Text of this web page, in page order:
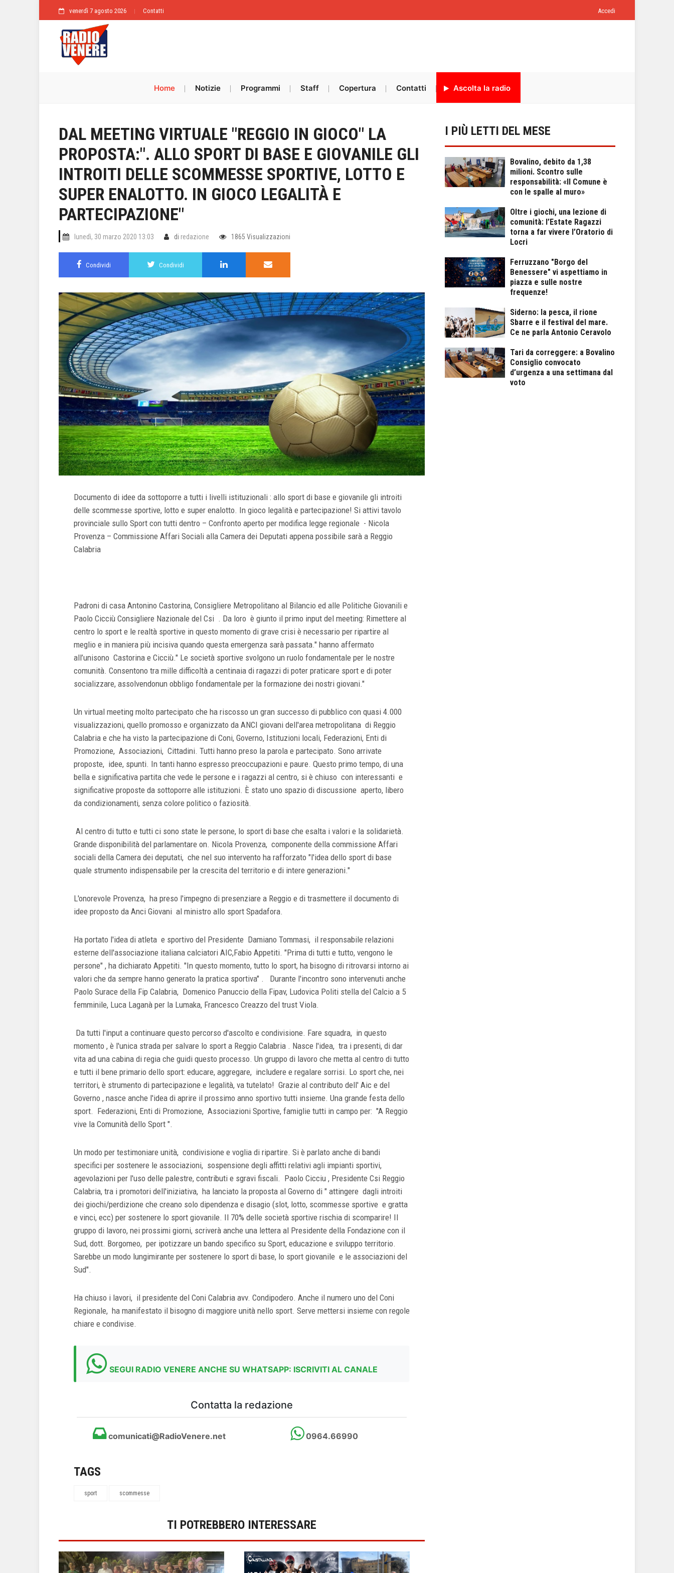
venerdì 7 agosto 2026 Contatti Accedi
Home Notizie Programmi Staff Copertura Contatti Ascolta la radio
DAL MEETING VIRTUALE "REGGIO IN GIOCO" LA
PROPOSTA:". ALLO SPORT DI BASE E GIOVANILE GLI
INTROITI DELLE SCOMMESSE SPORTIVE, LOTTO E
SUPER ENALOTTO. IN GIOCO LEGALITÀ E
PARTECIPAZIONE"
lunedì, 30 marzo 2020 13:03 di redazione 1865 Visualizzazioni
Condividi Condividi
Documento di idee da sottoporre a tutti i livelli istituzionali : allo sport di base e giovanile gli introiti
delle scommesse sportive, lotto e super enalotto. In gioco legalità e partecipazione! Si attivi tavolo
provinciale sullo Sport con tutti dentro – Confronto aperto per modifica legge regionale - Nicola
Provenza – Commissione Affari Sociali alla Camera dei Deputati appena possibile sarà a Reggio
Calabria
Padroni di casa Antonino Castorina, Consigliere Metropolitano al Bilancio ed alle Politiche Giovanili e
Paolo Cicciù Consigliere Nazionale del Csi . Da loro è giunto il primo input del meeting: Rimettere al
centro lo sport e le realtà sportive in questo momento di grave crisi è necessario per ripartire al
meglio e in maniera più incisiva quando questa emergenza sarà passata." hanno affermato
all’unisono Castorina e Cicciù." Le società sportive svolgono un ruolo fondamentale per le nostre
comunità. Consentono tra mille difficoltà a centinaia di ragazzi di poter praticare sport e di poter
socializzare, assolvendonun obbligo fondamentale per la formazione dei nostri giovani."
Un virtual meeting molto partecipato che ha riscosso un gran successo di pubblico con quasi 4.000
visualizzazioni, quello promosso e organizzato da ANCI giovani dell'area metropolitana di Reggio
Calabria e che ha visto la partecipazione di Coni, Governo, Istituzioni locali, Federazioni, Enti di
Promozione, Associazioni, Cittadini. Tutti hanno preso la parola e partecipato. Sono arrivate
proposte, idee, spunti. In tanti hanno espresso preoccupazioni e paure. Questo primo tempo, di una
bella e significativa partita che vede le persone e i ragazzi al centro, si è chiuso con interessanti e
significative proposte da sottoporre alle istituzioni. È stato uno spazio di discussione aperto, libero
da condizionamenti, senza colore politico o faziosità.
Al centro di tutto e tutti ci sono state le persone, lo sport di base che esalta i valori e la solidarietà.
Grande disponibilità del parlamentare on. Nicola Provenza, componente della commissione Affari
sociali della Camera dei deputati, che nel suo intervento ha rafforzato "l'idea dello sport di base
quale strumento indispensabile per la crescita del territorio e di intere generazioni."
L'onorevole Provenza, ha preso l'impegno di presenziare a Reggio e di trasmettere il documento di
idee proposto da Anci Giovani al ministro allo sport Spadafora.
Ha portato l'idea di atleta e sportivo del Presidente Damiano Tommasi, il responsabile relazioni
esterne dell'associazione italiana calciatori AIC,Fabio Appetiti. "Prima di tutti e tutto, vengono le
persone" , ha dichiarato Appetiti. "In questo momento, tutto lo sport, ha bisogno di ritrovarsi intorno ai
valori che da sempre hanno generato la pratica sportiva" . Durante l'incontro sono intervenuti anche
Paolo Surace della Fip Calabria, Domenico Panuccio della Fipav, Ludovica Politi stella del Calcio a 5
femminile, Luca Laganà per la Lumaka, Francesco Creazzo del trust Viola.
Da tutti l'input a continuare questo percorso d'ascolto e condivisione. Fare squadra, in questo
momento , è l'unica strada per salvare lo sport a Reggio Calabria . Nasce l'idea, tra i presenti, di dar
vita ad una cabina di regia che guidi questo processo. Un gruppo di lavoro che metta al centro di tutto
e tutti il bene primario dello sport: educare, aggregare, includere e regalare sorrisi. Lo sport che, nei
territori, è strumento di partecipazione e legalità, va tutelato! Grazie al contributo dell' Aic e del
Governo , nasce anche l'idea di aprire il prossimo anno sportivo tutti insieme. Una grande festa dello
sport. Federazioni, Enti di Promozione, Associazioni Sportive, famiglie tutti in campo per: "A Reggio
vive la Comunità dello Sport ".
Un modo per testimoniare unità, condivisione e voglia di ripartire. Si è parlato anche di bandi
specifici per sostenere le associazioni, sospensione degli affitti relativi agli impianti sportivi,
agevolazioni per l'uso delle palestre, contributi e sgravi fiscali. Paolo Cicciu , Presidente Csi Reggio
Calabria, tra i promotori dell'iniziativa, ha lanciato la proposta al Governo di " attingere dagli introiti
dei giochi/perdizione che creano solo dipendenza e disagio (slot, lotto, scommesse sportive e gratta
e vinci, ecc) per sostenere lo sport giovanile. Il 70% delle società sportive rischia di scomparire! Il
gruppo di lavoro, nei prossimi giorni, scriverà anche una lettera al Presidente della Fondazione con il
Sud, dott. Borgomeo, per ipotizzare un bando specifico su Sport, educazione e sviluppo territorio.
Sarebbe un modo lungimirante per sostenere lo sport di base, lo sport giovanile e le associazioni del
Sud".
Ha chiuso i lavori, il presidente del Coni Calabria avv. Condipodero. Anche il numero uno del Coni
Regionale, ha manifestato il bisogno di maggiore unità nello sport. Serve mettersi insieme con regole
chiare e condivise.
SEGUI RADIO VENERE ANCHE SU WHATSAPP: ISCRIVITI AL CANALE
Contatta la redazione
comunicati@RadioVenere.net 0964.66990
TAGS
sport scommesse
TI POTREBBERO INTERESSARE
I PIÙ LETTI DEL MESE
Bovalino, debito da 1,38
milioni. Scontro sulle
responsabilità: «Il Comune è
con le spalle al muro»
Oltre i giochi, una lezione di
comunità: l’Estate Ragazzi
torna a far vivere l’Oratorio di
Locri
Ferruzzano "Borgo del
Benessere" vi aspettiamo in
piazza e sulle nostre
frequenze!
Siderno: la pesca, il rione
Sbarre e il festival del mare.
Ce ne parla Antonio Ceravolo
Tari da correggere: a Bovalino
Consiglio convocato
d’urgenza a una settimana dal
voto